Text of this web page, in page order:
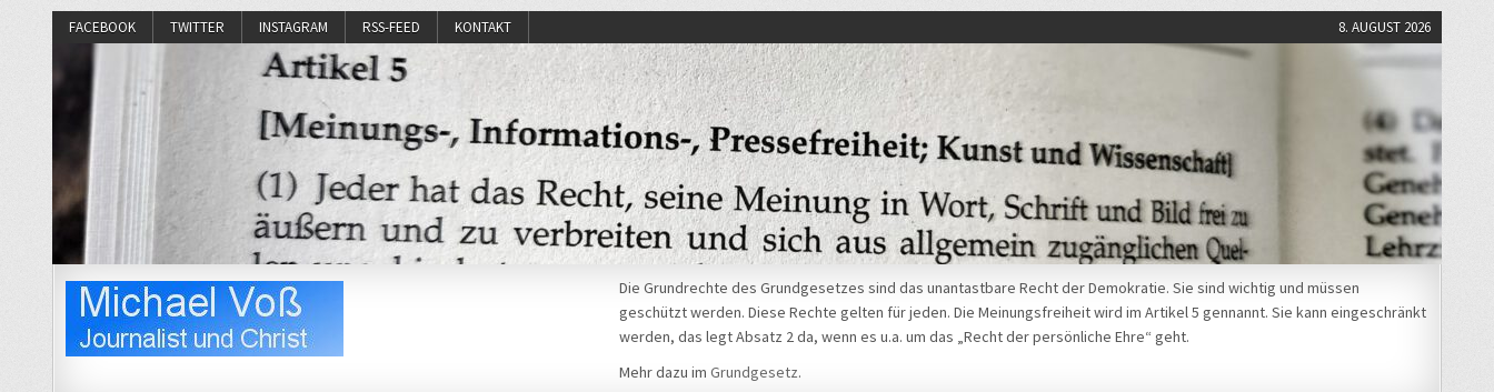
FACEBOOK TWITTER INSTAGRAM RSS-FEED KONTAKT 8. AUGUST 2026
Die Grundrechte des Grundgesetzes sind das unantastbare Recht der Demokratie. Sie sind wichtig und müssen
geschützt werden. Diese Rechte gelten für jeden. Die Meinungsfreiheit wird im Artikel 5 gennannt. Sie kann eingeschränkt
werden, das legt Absatz 2 da, wenn es u.a. um das „Recht der persönliche Ehre“ geht.
Mehr dazu im Grundgesetz.